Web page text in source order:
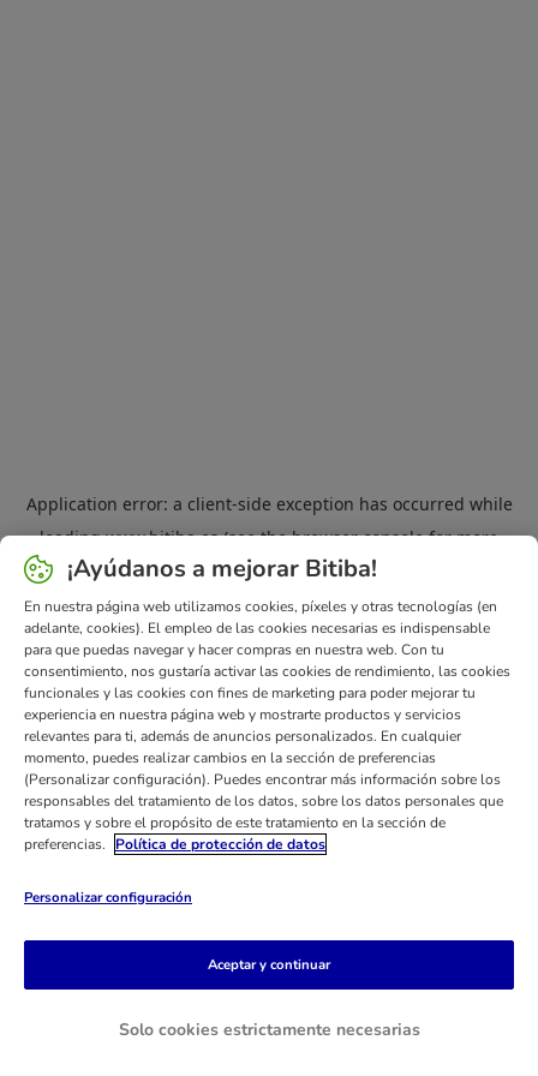
Application error: a client-side exception has occurred while
loadingwww.bitiba.es(see the browser consolefor more
information).
¡Ayúdanos a mejorar Bitiba!
En nuestra página web utilizamos cookies, píxeles y otras tecnologías (en
adelante, cookies). El empleo de las cookies necesarias es indispensable
para que puedas navegar y hacer compras en nuestra web. Con tu
consentimiento, nos gustaría activar las cookies de rendimiento, las cookies
funcionales y las cookies con fines de marketing para poder mejorar tu
experiencia en nuestra página web y mostrarte productos y servicios
relevantes para ti, además de anuncios personalizados. En cualquier
momento, puedes realizar cambios en la sección de preferencias
(Personalizar configuración). Puedes encontrar más información sobre los
responsables del tratamiento de los datos, sobre los datos personales que
tratamos y sobre el propósito de este tratamiento en la sección de
preferencias.
Política de protección de datos
Personalizar configuración
Solo cookies estrictamente necesarias
Aceptar y continuar